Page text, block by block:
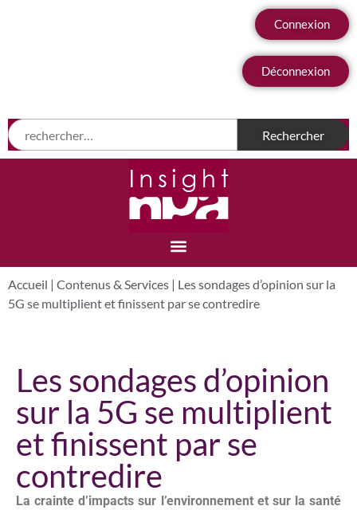
Connexion
Déconnexion
Accueil | Contenus & Services | Les sondages d’opinion sur la
5G se multiplient et finissent par se contredire
Les sondages d’opinion
sur la 5G se multiplient
et finissent par se
contredire
La crainte d’impacts sur l’environnement et sur la santé